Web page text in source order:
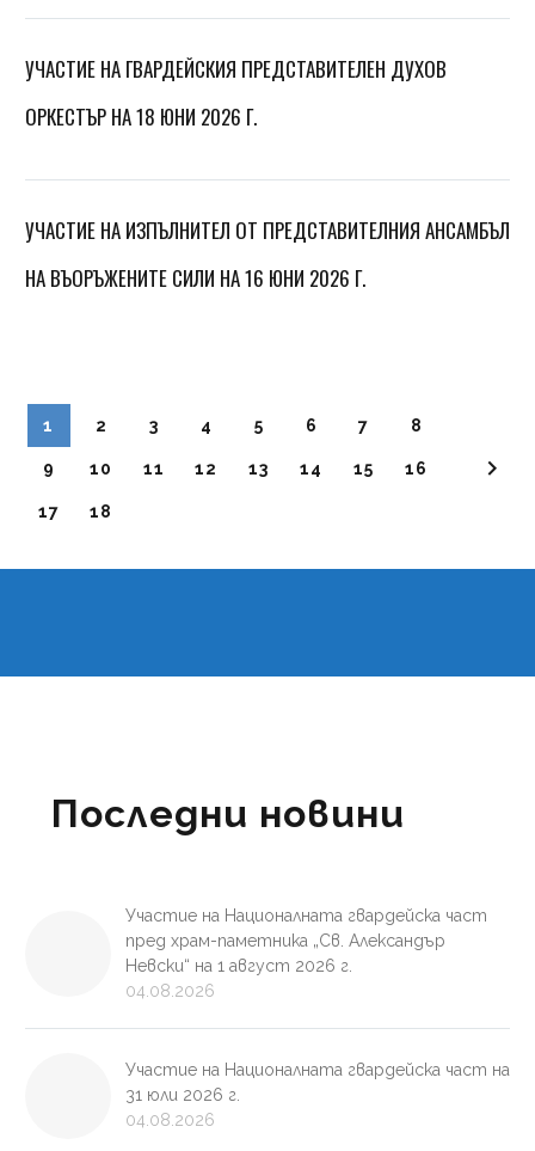
УЧАСТИЕ НА ГВАРДЕЙСКИЯ ПРЕДСТАВИТЕЛЕН ДУХОВ
ОРКЕСТЪР НА 18 ЮНИ 2026 Г.
УЧАСТИЕ НА ИЗПЪЛНИТЕЛ ОТ ПРЕДСТАВИТЕЛНИЯ АНСАМБЪЛ
НА ВЪОРЪЖЕНИТЕ СИЛИ НА 16 ЮНИ 2026 Г.
1 2 3 4 5 6 7 8
9 10 11 12 13 14 15 16
17 18
Последни новини
Участие на Националната гвардейска част
пред храм-паметника „Св. Александър
Невски“ на 1 август 2026 г.
04.08.2026
Участие на Националната гвардейска част на
31 юли 2026 г.
04.08.2026